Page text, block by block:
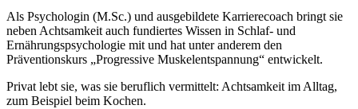
Als Psychologin (M.Sc.) und ausgebildete Karrierecoach bringt sie
neben Achtsamkeit auch fundiertes Wissen in Schlaf- und
Ernährungspsychologie mit und hat unter anderem den
Präventionskurs „Progressive Muskelentspannung“ entwickelt.
Privat lebt sie, was sie beruflich vermittelt: Achtsamkeit im Alltag,
zum Beispiel beim Kochen.